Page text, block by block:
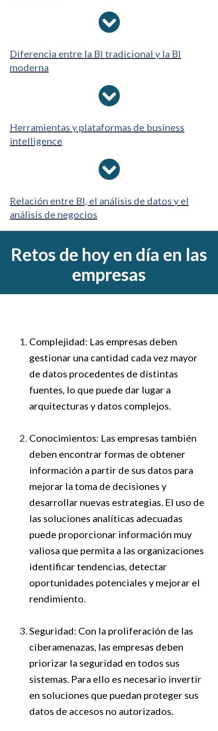
Diferencia entre la BI tradicional y la BI
moderna
Herramientas y plataformas de business
intelligence
Relación entre BI, el análisis de datos y el
análisis de negocios
Retos de hoy en día en las
empresas
Complejidad: Las empresas deben
gestionar una cantidad cada vez mayor
de datos procedentes de distintas
fuentes, lo que puede dar lugar a
arquitecturas y datos complejos.
Conocimientos: Las empresas también
deben encontrar formas de obtener
información a partir de sus datos para
mejorar la toma de decisiones y
desarrollar nuevas estrategias. El uso de
las soluciones analíticas adecuadas
puede proporcionar información muy
valiosa que permita a las organizaciones
identificar tendencias, detectar
oportunidades potenciales y mejorar el
rendimiento.
Seguridad: Con la proliferación de las
ciberamenazas, las empresas deben
priorizar la seguridad en todos sus
sistemas. Para ello es necesario invertir
en soluciones que puedan proteger sus
datos de accesos no autorizados.